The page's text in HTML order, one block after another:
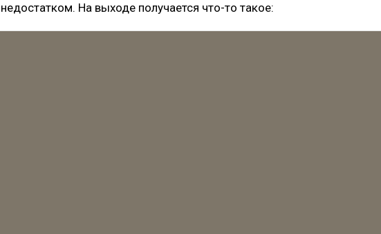
недостатком. На выходе получается что-то такое: